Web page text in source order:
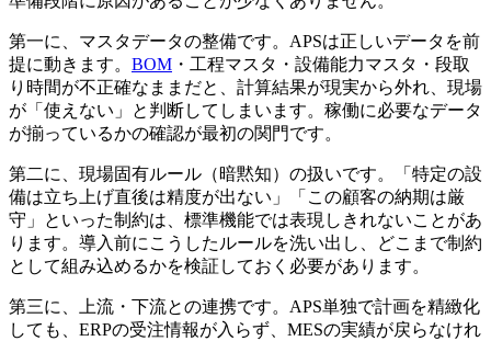
第一に、マスタデータの整備です。APSは正しいデータを前
提に動きます。 BOM ・工程マスタ・設備能力マスタ・段取
り時間が不正確なままだと、計算結果が現実から外れ、現場
が「使えない」と判断してしまいます。稼働に必要なデータ
が揃っているかの確認が最初の関門です。
第二に、現場固有ルール（暗黙知）の扱いです。「特定の設
備は立ち上げ直後は精度が出ない」「この顧客の納期は厳
守」といった制約は、標準機能では表現しきれないことがあ
ります。導入前にこうしたルールを洗い出し、どこまで制約
として組み込めるかを検証しておく必要があります。
第三に、上流・下流との連携です。APS単独で計画を精緻化
しても、ERPの受注情報が入らず、MESの実績が戻らなけれ